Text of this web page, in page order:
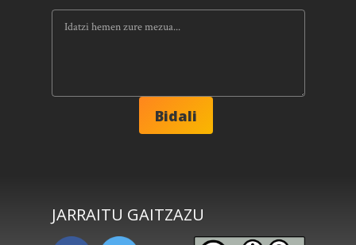
JARRAITU GAITZAZU